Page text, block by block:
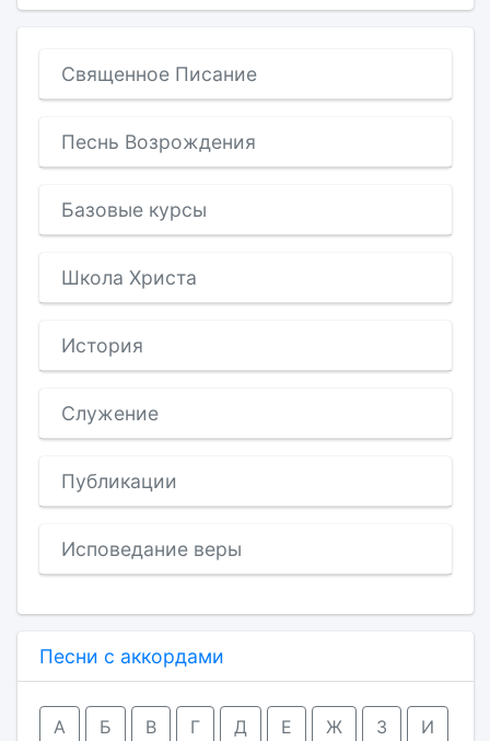
Священное Писание
Песнь Возрождения
Базовые курсы
Школа Христа
История
Служение
Публикации
Исповедание веры
Песни с аккордами
А Б В Г Д Е Ж З И